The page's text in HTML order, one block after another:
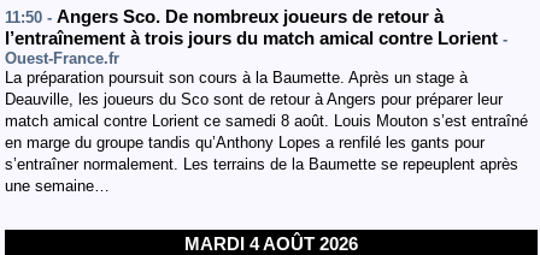
11:50 - Angers Sco. De nombreux joueurs de retour à
l’entraînement à trois jours du match amical contre Lorient -
Ouest-France.fr
La préparation poursuit son cours à la Baumette. Après un stage à
Deauville, les joueurs du Sco sont de retour à Angers pour préparer leur
match amical contre Lorient ce samedi 8 août. Louis Mouton s’est entraîné
en marge du groupe tandis qu’Anthony Lopes a renfilé les gants pour
s’entraîner normalement. Les terrains de la Baumette se repeuplent après
une semaine…
MARDI 4 AOÛT 2026